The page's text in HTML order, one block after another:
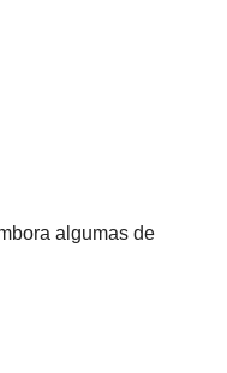
algumas de